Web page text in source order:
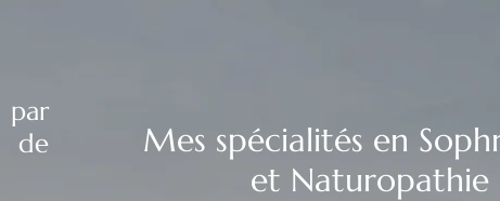
de
Mes spécialités en
et Naturopathie